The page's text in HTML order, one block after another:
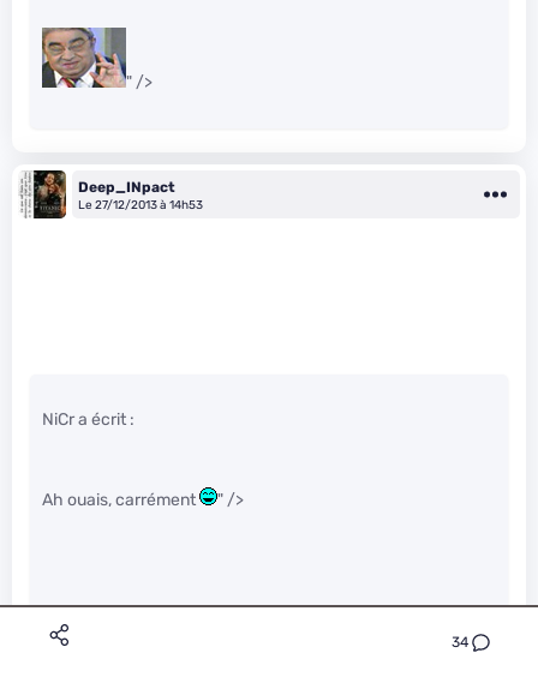
34
" />
Deep_INpact
Le 27/12/2013 à 14h53
NiCr a écrit :
Ah ouais, carrément " />
constatent les citoyens.